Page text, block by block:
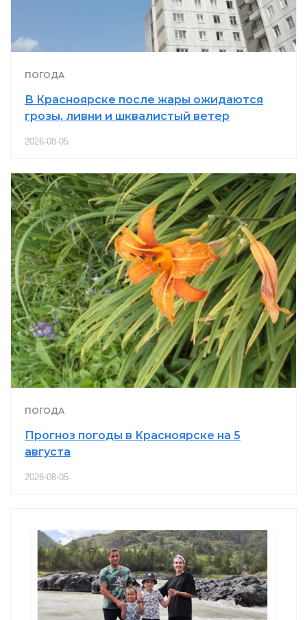
ПОГОДА
В Красноярске после жары ожидаются
грозы, ливни и шквалистый ветер
2026-08-05
ПОГОДА
Прогноз погоды в Красноярске на 5
августа
2026-08-05